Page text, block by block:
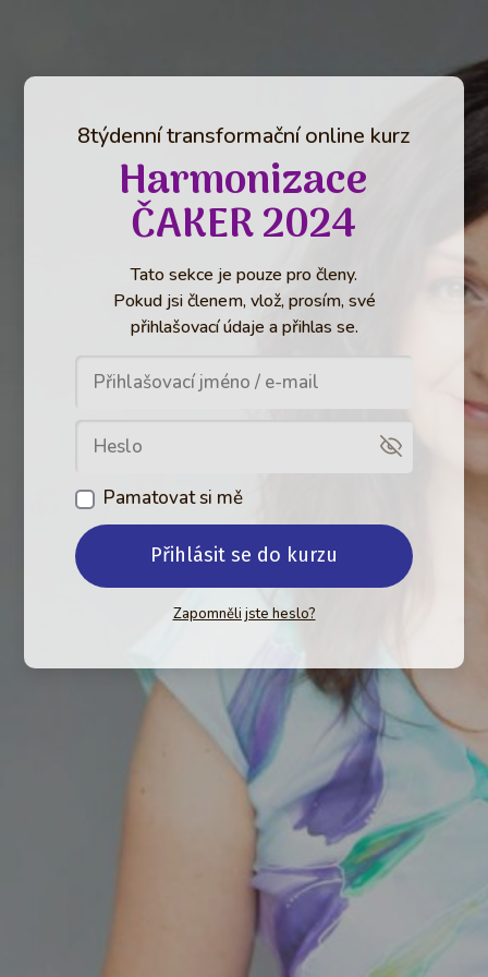
8týdenní transformační online kurz
Harmonizace
ČAKER 2024
Tato sekce je pouze pro členy.
Pokud jsi členem, vlož, prosím, své
přihlašovací údaje a přihlas se.
Pamatovat si mě
Přihlásit se do kurzu
Zapomněli jste heslo?